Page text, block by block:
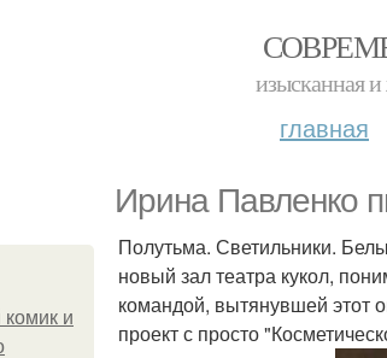
изысканная
главная
Ирина Павленко
и
Полутьма. Светильники.
новый зал театра кукол,
командой, вытянувшей этот
проект с просто